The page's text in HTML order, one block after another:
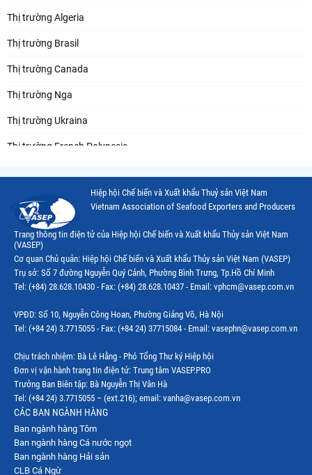
Thị trường Algeria
Thị trường Brasil
Thị trường Canada
Thị trường Nga
Thị trường Ukraina
Thị trường French Polynesia
Thị trường Papua New Guinea
Thị trường New Zealand
Thị trường Đài Loan
Thị trường Hàn Quốc
Thị trường EU
Thị trường Nhật Bản
Thị trường Việt Nam
Hiệp hội Chế biến và Xuất khẩu Thuỷ sản Việt Nam
Vietnam Association of Seafood Exporters and Producers
Trang thông tin điện tử của Hiệp hội Chế biến và Xuất khẩu Thủy sản Việt Nam
(VASEP)
Cơ quan Chủ quản: Hiệp hội Chế biến và Xuất khẩu Thủy sản Việt Nam (VASEP)
Trụ sở: Số 7 đường Nguyễn Quý Cảnh, Phường Bình Trưng, Tp.Hồ Chí Minh
Tel: (+84) 28.628.10430 - Fax: (+84) 28.628.10437 - Email: vphcm@vasep.com.vn
VPĐD: Số 10, Nguyễn Công Hoan, Phường Giảng Võ, Hà Nội
Tel: (+84 24) 3.7715055 - Fax: (+84 24) 37715084 - Email: vasephn@vasep.com.vn
Chịu trách nhiệm: Bà Lê Hằng - Phó Tổng Thư ký Hiệp hội
Đơn vị vận hành trang tin điện tử: Trung tâm VASEP.PRO
Trưởng Ban Biên tập: Bà Nguyễn Thị Vân Hà
Tel: (+84 24) 3.7715055 – (ext.216); email: vanha@vasep.com.vn
CÁC BAN NGÀNH HÀNG
Ban ngành hàng Tôm
Ban ngành hàng Cá nước ngọt
Ban ngành hàng Hải sản
CLB Cá Ngừ